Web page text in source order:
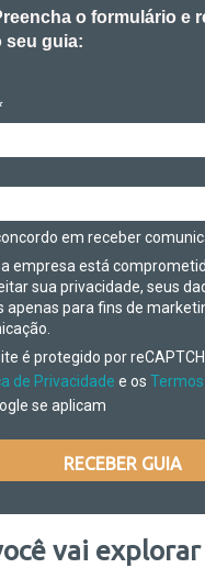
o formulário e
seu guia:
em receber
empresa está
sua privacidade, seus
apenas para fins de
é protegido por
de Privacidade e os
se aplicam
RECEBER GUIA
vai